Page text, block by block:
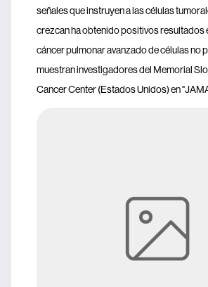
señales que instruyen a las células
crezcan ha obtenido positivos resultados
cáncer pulmonar avanzado de células no
muestran investigadores del Memorial
Cancer Center (Estados Unidos) en